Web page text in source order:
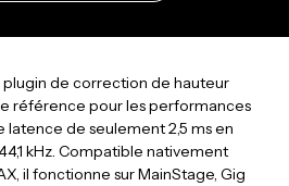
plugin de correction de hauteur
référence pour les performances
latence de seulement 2,5 ms en
kHz. Compatible nativement
il fonctionne sur MainStage, Gig